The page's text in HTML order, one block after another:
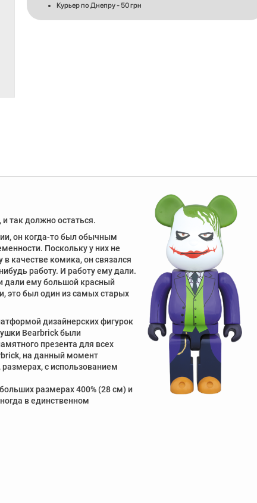
Курьер по Днепру - 50 грн
так должно остаться.
он когда-то был обычным
Поскольку у них не
качестве комика, он связался
работу. И работу ему дали.
дали ему большой красный
это был один из самых старых
дизайнерских фигурок
Bearbrick были
презента для всех
на данный момент
с использованием
размерах 400% (28 см) и
в единственном